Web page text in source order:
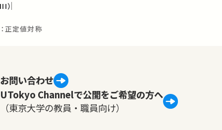
）
正定値対称
お問い合わせ
UTokyo Channelで公開をご希望の方へ
（東京大学の教員・職員向け）